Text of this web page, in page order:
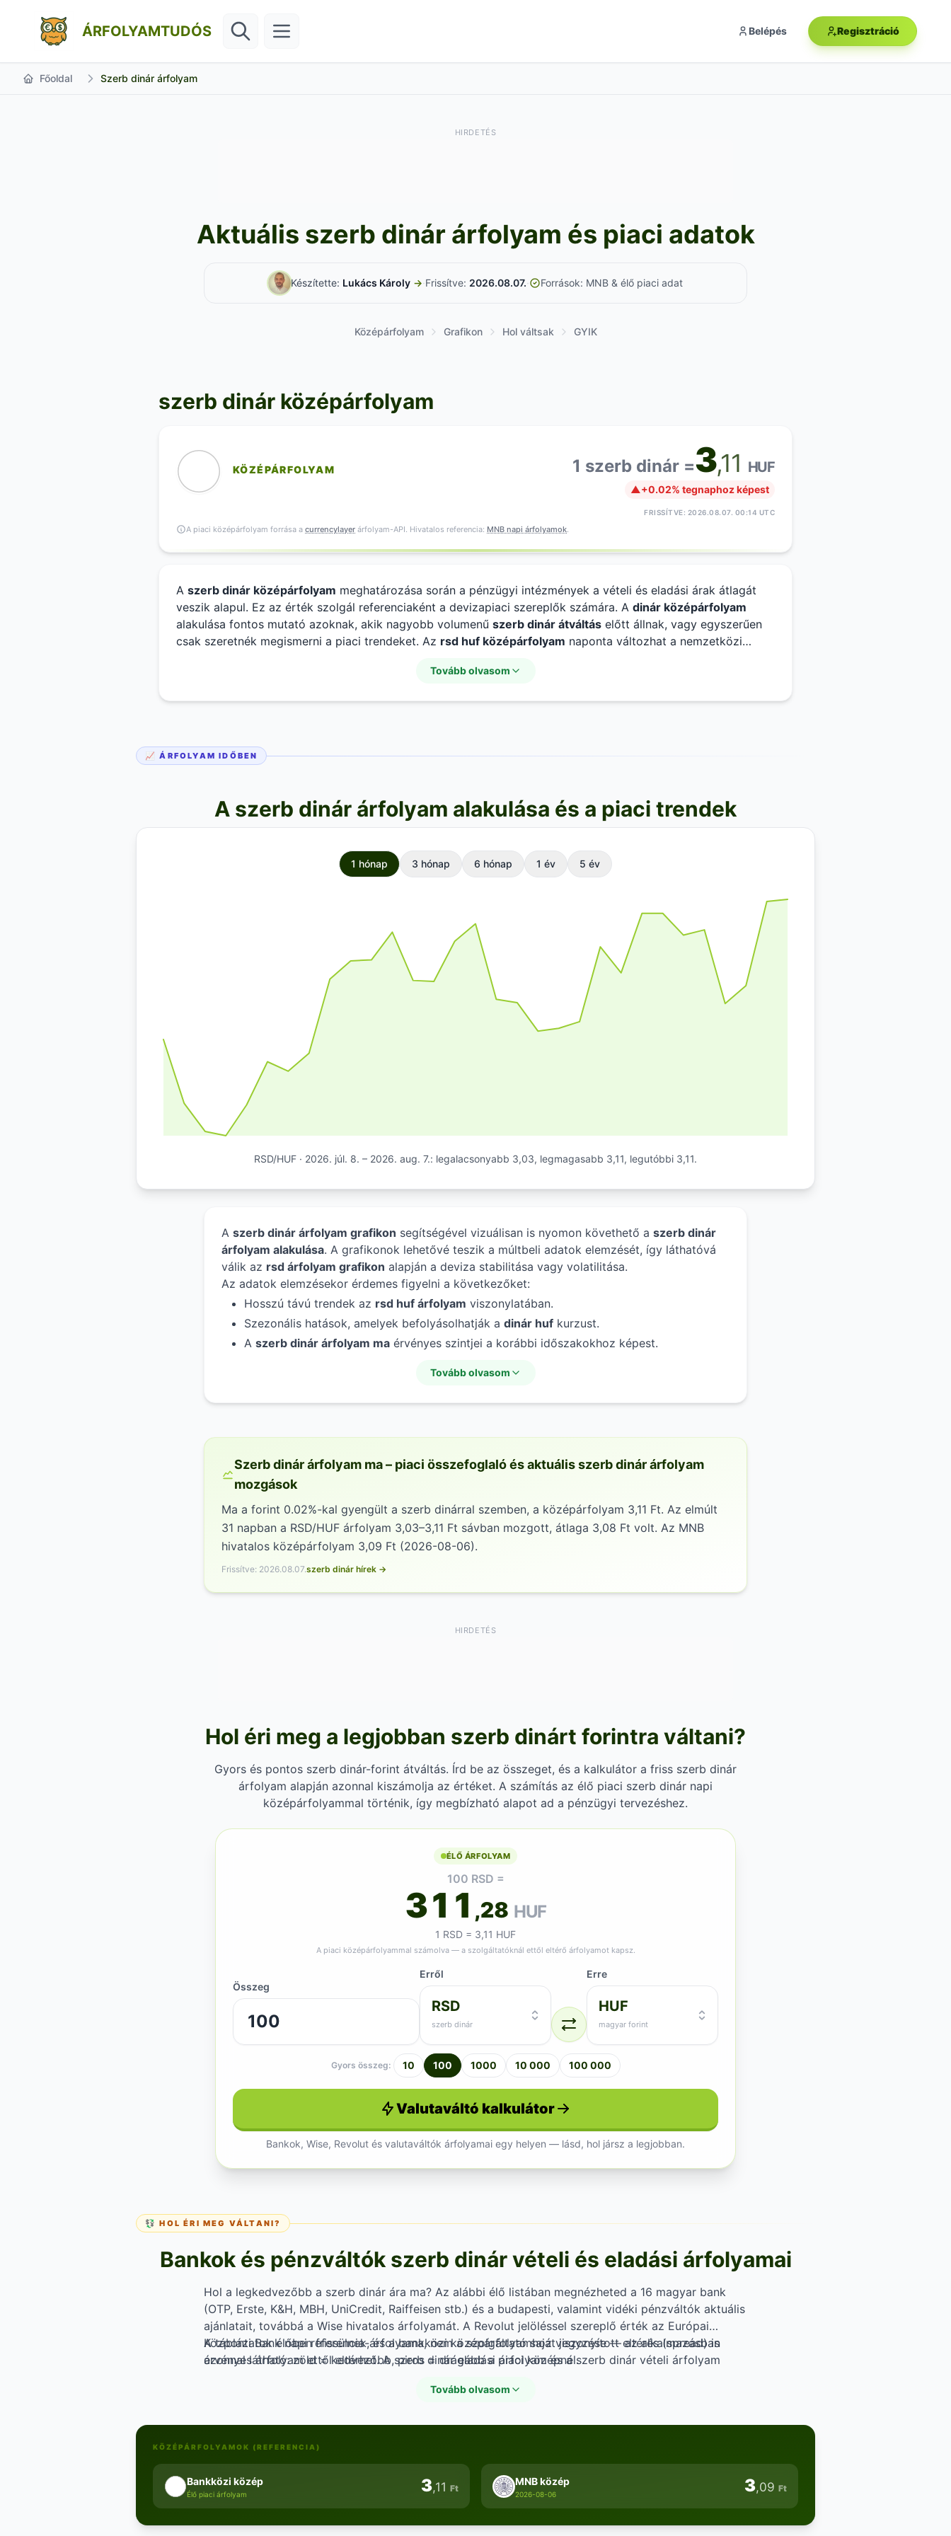
ÁRFOLYAMTUDÓS Belépés Regisztráció
Főoldal Szerb dinár árfolyam
HIRDETÉS
Aktuális szerb dinár árfolyam és piaci adatok
Készítette: Lukács Károly →·Frissítve: 2026.08.07.· Források: MNB & élő piaci adat
Középárfolyam Grafikon Hol váltsak GYIK
szerb dinár középárfolyam
KÖZÉPÁRFOLYAM 1 szerb dinár =3,11 HUF
▲+0.02% tegnaphoz képest
FRISSÍTVE: 2026.08.07. 00:14 UTC
A piaci középárfolyam forrása a currencylayer árfolyam-API. Hivatalos referencia: MNB napi árfolyamok.
A szerb dinár középárfolyam meghatározása során a pénzügyi intézmények a vételi és eladási árak átlagát
veszik alapul. Ez az érték szolgál referenciaként a devizapiaci szereplők számára. A dinár középárfolyam
alakulása fontos mutató azoknak, akik nagyobb volumenű szerb dinár átváltás előtt állnak, vagy egyszerűen
csak szeretnék megismerni a piaci trendeket. Az rsd huf középárfolyam naponta változhat a nemzetközi
Tovább olvasom
📈 ÁRFOLYAM IDŐBEN
A szerb dinár árfolyam alakulása és a piaci trendek
1 hónap 3 hónap 6 hónap 1 év 5 év
RSD/HUF · 2026. júl. 8. – 2026. aug. 7.: legalacsonyabb 3,03, legmagasabb 3,11, legutóbbi 3,11.
A szerb dinár árfolyam grafikon segítségével vizuálisan is nyomon követhető a szerb dinár
árfolyam alakulása. A grafikonok lehetővé teszik a múltbeli adatok elemzését, így láthatóvá
válik az rsd árfolyam grafikon alapján a deviza stabilitása vagy volatilitása.
Az adatok elemzésekor érdemes figyelni a következőket:
Hosszú távú trendek az rsd huf árfolyam viszonylatában.
Szezonális hatások, amelyek befolyásolhatják a dinár huf kurzust.
A szerb dinár árfolyam ma érvényes szintjei a korábbi időszakokhoz képest.
Tovább olvasom
Szerb dinár árfolyam ma – piaci összefoglaló és aktuális szerb dinár árfolyam
mozgások
Ma a forint 0.02%-kal gyengült a szerb dinárral szemben, a középárfolyam 3,11 Ft. Az elmúlt
31 napban a RSD/HUF árfolyam 3,03–3,11 Ft sávban mozgott, átlaga 3,08 Ft volt. Az MNB
hivatalos középárfolyam 3,09 Ft (2026-08-06).
Frissítve: 2026.08.07.szerb dinár hírek →
HIRDETÉS
Hol éri meg a legjobban szerb dinárt forintra váltani?
Gyors és pontos szerb dinár-forint átváltás. Írd be az összeget, és a kalkulátor a friss szerb dinár
árfolyam alapján azonnal kiszámolja az értéket. A számítás az élő piaci szerb dinár napi
középárfolyammal történik, így megbízható alapot ad a pénzügyi tervezéshez.
ÉLŐ ÁRFOLYAM
100 RSD =
311 ,28 HUF
1 RSD = 3,11 HUF
A piaci középárfolyammal számolva — a szolgáltatóknál ettől eltérő árfolyamot kapsz.
Összeg
Erről
RSD
szerb dinár
Erre
HUF
magyar forint
Gyors összeg: 10 100 1000 10 000 100 000
Valutaváltó kalkulátor
Bankok, Wise, Revolut és valutaváltók árfolyamai egy helyen — lásd, hol jársz a legjobban.
💱 HOL ÉRI MEG VÁLTANI?
Bankok és pénzváltók szerb dinár vételi és eladási árfolyamai
Hol a legkedvezőbb a szerb dinár ára ma? Az alábbi élő listában megnézheted a 16 magyar bank
(OTP, Erste, K&H, MBH, UniCredit, Raiffeisen stb.) és a budapesti, valamint vidéki pénzváltók aktuális
ajánlatait, továbbá a Wise hivatalos árfolyamát. A Revolut jelöléssel szereplő érték az Európai
Központi Bank napi referencia-árfolyama, nem a szolgáltató saját jegyzése — az alkalmazásban
érvényes árfolyam ettől eltérhet. A szerb dinár eladási árfolyam és a szerb dinár vételi árfolyam
gondolkodsz — érdemes mindkét módot összehasonlítani, mielőtt váltanál.
A táblázatok élőben frissülnek, és a bankközi középárfolyamhoz viszonyított eltérés (spread) is
azonnal látható: zöld = kedvezőbb, piros = drágább a piaci középnél.
Tovább olvasom
KÖZÉPÁRFOLYAMOK (REFERENCIA)
Bankközi közép
Élő piaci árfolyam 3,11 Ft
MNB közép
2026-08-06 3,09 Ft